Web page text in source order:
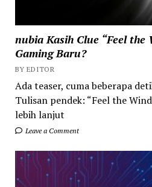
nubia Kasih Clue “Feel the
Gaming Baru?
BY EDITOR
Ada teaser, cuma beberapa
Tulisan pendek: “Feel the
lebih lanjut
Leave a Comment